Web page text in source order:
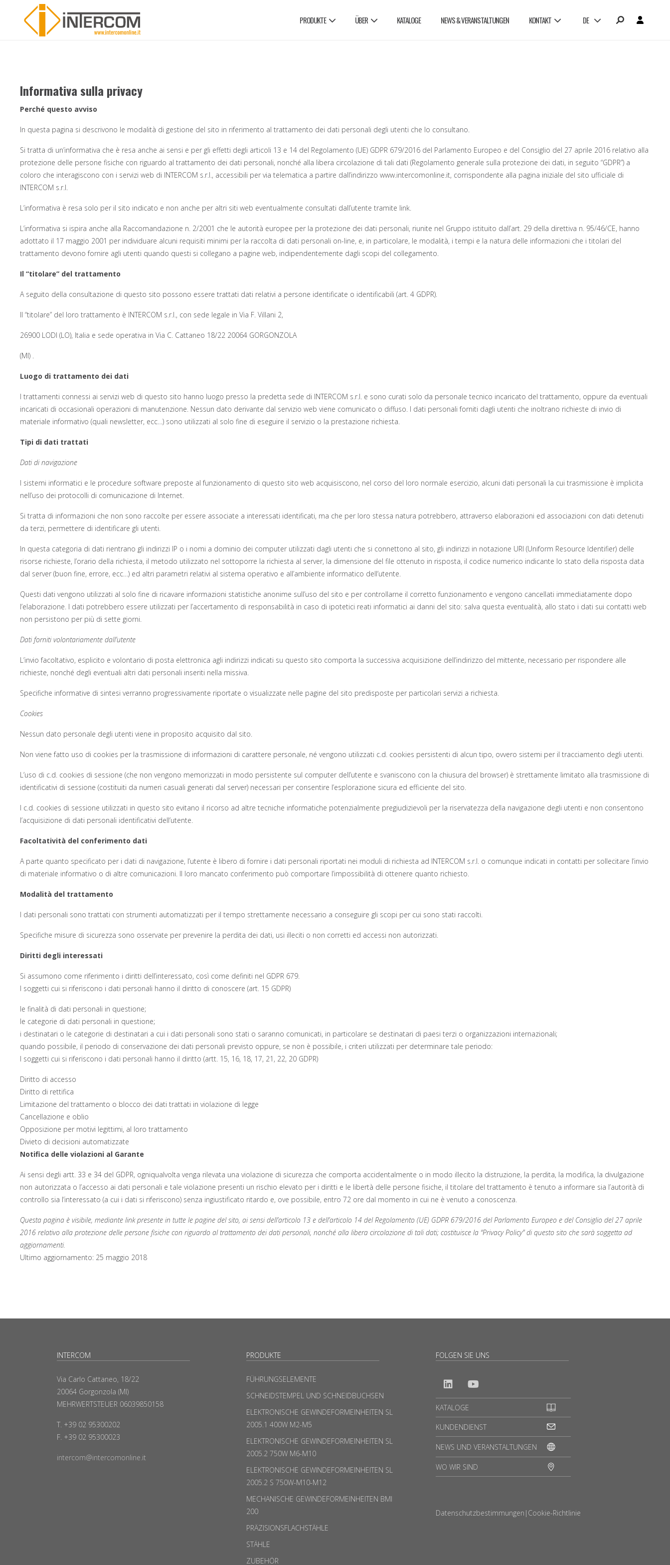
PRODUKTE ÜBER KATALOGE NEWS & VERANSTALTUNGEN KONTAKT DE
Informativa sulla privacy
Perché questo avviso
In questa pagina si descrivono le modalità di gestione del sito in riferimento al trattamento dei dati personali degli utenti che lo consultano.
Si tratta di un’informativa che è resa anche ai sensi e per gli effetti degli articoli 13 e 14 del Regolamento (UE) GDPR 679/2016 del Parlamento Europeo e del Consiglio del 27 aprile 2016 relativo alla
protezione delle persone fisiche con riguardo al trattamento dei dati personali, nonché alla libera circolazione di tali dati (Regolamento generale sulla protezione dei dati, in seguito “GDPR”) a
coloro che interagiscono con i servizi web di INTERCOM s.r.l., accessibili per via telematica a partire dall’indirizzo www.intercomonline.it, corrispondente alla pagina iniziale del sito ufficiale di
INTERCOM s.r.l.
L’informativa è resa solo per il sito indicato e non anche per altri siti web eventualmente consultati dall’utente tramite link.
L’informativa si ispira anche alla Raccomandazione n. 2/2001 che le autorità europee per la protezione dei dati personali, riunite nel Gruppo istituito dall’art. 29 della direttiva n. 95/46/CE, hanno
adottato il 17 maggio 2001 per individuare alcuni requisiti minimi per la raccolta di dati personali on-line, e, in particolare, le modalità, i tempi e la natura delle informazioni che i titolari del
trattamento devono fornire agli utenti quando questi si collegano a pagine web, indipendentemente dagli scopi del collegamento.
Il “titolare” del trattamento
A seguito della consultazione di questo sito possono essere trattati dati relativi a persone identificate o identificabili (art. 4 GDPR).
Il “titolare” del loro trattamento è INTERCOM s.r.l., con sede legale in Via F. Villani 2,
26900 LODI (LO), Italia e sede operativa in Via C. Cattaneo 18/22 20064 GORGONZOLA
(MI) .
Luogo di trattamento dei dati
I trattamenti connessi ai servizi web di questo sito hanno luogo presso la predetta sede di INTERCOM s.r.l. e sono curati solo da personale tecnico incaricato del trattamento, oppure da eventuali
incaricati di occasionali operazioni di manutenzione. Nessun dato derivante dal servizio web viene comunicato o diffuso. I dati personali forniti dagli utenti che inoltrano richieste di invio di
materiale informativo (quali newsletter, ecc…) sono utilizzati al solo fine di eseguire il servizio o la prestazione richiesta.
Tipi di dati trattati
Dati di navigazione
I sistemi informatici e le procedure software preposte al funzionamento di questo sito web acquisiscono, nel corso del loro normale esercizio, alcuni dati personali la cui trasmissione è implicita
nell’uso dei protocolli di comunicazione di Internet.
Si tratta di informazioni che non sono raccolte per essere associate a interessati identificati, ma che per loro stessa natura potrebbero, attraverso elaborazioni ed associazioni con dati detenuti
da terzi, permettere di identificare gli utenti.
In questa categoria di dati rientrano gli indirizzi IP o i nomi a dominio dei computer utilizzati dagli utenti che si connettono al sito, gli indirizzi in notazione URI (Uniform Resource Identifier) delle
risorse richieste, l’orario della richiesta, il metodo utilizzato nel sottoporre la richiesta al server, la dimensione del file ottenuto in risposta, il codice numerico indicante lo stato della risposta data
dal server (buon fine, errore, ecc…) ed altri parametri relativi al sistema operativo e all’ambiente informatico dell’utente.
Questi dati vengono utilizzati al solo fine di ricavare informazioni statistiche anonime sull’uso del sito e per controllarne il corretto funzionamento e vengono cancellati immediatamente dopo
l’elaborazione. I dati potrebbero essere utilizzati per l’accertamento di responsabilità in caso di ipotetici reati informatici ai danni del sito: salva questa eventualità, allo stato i dati sui contatti web
non persistono per più di sette giorni.
Dati forniti volontariamente dall’utente
L’invio facoltativo, esplicito e volontario di posta elettronica agli indirizzi indicati su questo sito comporta la successiva acquisizione dell’indirizzo del mittente, necessario per rispondere alle
richieste, nonché degli eventuali altri dati personali inseriti nella missiva.
Specifiche informative di sintesi verranno progressivamente riportate o visualizzate nelle pagine del sito predisposte per particolari servizi a richiesta.
Cookies
Nessun dato personale degli utenti viene in proposito acquisito dal sito.
Non viene fatto uso di cookies per la trasmissione di informazioni di carattere personale, né vengono utilizzati c.d. cookies persistenti di alcun tipo, ovvero sistemi per il tracciamento degli utenti.
L’uso di c.d. cookies di sessione (che non vengono memorizzati in modo persistente sul computer dell’utente e svaniscono con la chiusura del browser) è strettamente limitato alla trasmissione di
identificativi di sessione (costituiti da numeri casuali generati dal server) necessari per consentire l’esplorazione sicura ed efficiente del sito.
I c.d. cookies di sessione utilizzati in questo sito evitano il ricorso ad altre tecniche informatiche potenzialmente pregiudizievoli per la riservatezza della navigazione degli utenti e non consentono
l’acquisizione di dati personali identificativi dell’utente.
Facoltatività del conferimento dati
A parte quanto specificato per i dati di navigazione, l’utente è libero di fornire i dati personali riportati nei moduli di richiesta ad INTERCOM s.r.l. o comunque indicati in contatti per sollecitare l’invio
di materiale informativo o di altre comunicazioni. Il loro mancato conferimento può comportare l’impossibilità di ottenere quanto richiesto.
Modalità del trattamento
I dati personali sono trattati con strumenti automatizzati per il tempo strettamente necessario a conseguire gli scopi per cui sono stati raccolti.
Specifiche misure di sicurezza sono osservate per prevenire la perdita dei dati, usi illeciti o non corretti ed accessi non autorizzati.
Diritti degli interessati
Si assumono come riferimento i diritti dell’interessato, così come definiti nel GDPR 679.
I soggetti cui si riferiscono i dati personali hanno il diritto di conoscere (art. 15 GDPR)
le finalità di dati personali in questione;
le categorie di dati personali in questione;
i destinatari o le categorie di destinatari a cui i dati personali sono stati o saranno comunicati, in particolare se destinatari di paesi terzi o organizzazioni internazionali;
quando possibile, il periodo di conservazione dei dati personali previsto oppure, se non è possibile, i criteri utilizzati per determinare tale periodo:
I soggetti cui si riferiscono i dati personali hanno il diritto (artt. 15, 16, 18, 17, 21, 22, 20 GDPR)
Diritto di accesso
Diritto di rettifica
Limitazione del trattamento o blocco dei dati trattati in violazione di legge
Cancellazione e oblio
Opposizione per motivi legittimi, al loro trattamento
Divieto di decisioni automatizzate
Notifica delle violazioni al Garante
Ai sensi degli artt. 33 e 34 del GDPR, ogniqualvolta venga rilevata una violazione di sicurezza che comporta accidentalmente o in modo illecito la distruzione, la perdita, la modifica, la divulgazione
non autorizzata o l’accesso ai dati personali e tale violazione presenti un rischio elevato per i diritti e le libertà delle persone fisiche, il titolare del trattamento è tenuto a informare sia l’autorità di
controllo sia l’interessato (a cui i dati si riferiscono) senza ingiustificato ritardo e, ove possibile, entro 72 ore dal momento in cui ne è venuto a conoscenza.
Questa pagina è visibile, mediante link presente in tutte le pagine del sito, ai sensi dell’articolo 13 e dell’articolo 14 del Regolamento (UE) GDPR 679/2016 del Parlamento Europeo e del Consiglio del 27 aprile
2016 relativo alla protezione delle persone fisiche con riguardo al trattamento dei dati personali, nonché alla libera circolazione di tali dati; costituisce la “Privacy Policy” di questo sito che sarà soggetta ad
aggiornamenti.
Ultimo aggiornamento: 25 maggio 2018
INTERCOM
Via Carlo Cattaneo, 18/22
20064 Gorgonzola (MI)
MEHRWERTSTEUER 06039850158
T. +39 02 95300202
F. +39 02 95300023
intercom@intercomonline.it
PRODUKTE
FÜHRUNGSELEMENTE
SCHNEIDSTEMPEL UND SCHNEIDBUCHSEN
ELEKTRONISCHE GEWINDEFORMEINHEITEN SL
2005.1 400W M2-M5
ELEKTRONISCHE GEWINDEFORMEINHEITEN SL
2005.2 750W M6-M10
ELEKTRONISCHE GEWINDEFORMEINHEITEN SL
2005.2 S 750W-M10-M12
MECHANISCHE GEWINDEFORMEINHEITEN BMI
200
PRÄZISIONSFLACHSTÄHLE
STÄHLE
ZUBEHÖR
FOLGEN SIE UNS
KATALOGE
KUNDENDIENST
NEWS UND VERANSTALTUNGEN
WO WIR SIND
Datenschutzbestimmungen | Cookie-Richtlinie